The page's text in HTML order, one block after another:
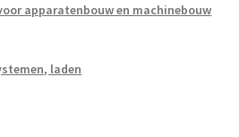
apparatenbouw en machinebouw
laden